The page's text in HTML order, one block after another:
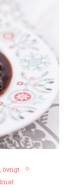
övrigt